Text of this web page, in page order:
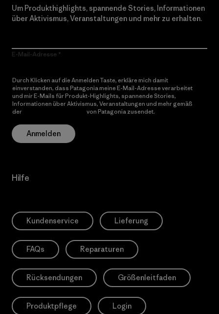
Um Produkthighlights, spannende Stories, Informationen
über Aktivismus, Veranstaltungen und mehr zu erhalten.
E-Mail-Adresse
Durch Klicken auf die Anmelden Taste, erkläre mich damit
einverstanden, dass Patagonia meine E-Mail-Adresse verarbeitet
und mir E-Mails für Produkt-Highlights, spannende Stories,
Informationen über Aktivismus, Veranstaltungen und mehr gemäß
der
von Patagonia zusendet.
Anmelden
Hilfe
Kundenservice Lieferung
FAQs Reparaturen
Rücksendungen Größenleitfaden
Produktpflege Login